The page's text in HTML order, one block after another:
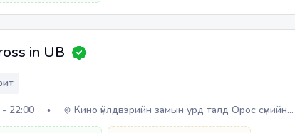
in UB
22:00
Кино үйлдвэрийн замын урд талд Орос сүмийн
хашаанд байрладаг